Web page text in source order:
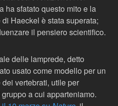
ha sfatato questo mito e la
Haeckel è stata superata;
il pensiero scientifico.
delle lamprede, detto
usato come modello per un
vertebrati, utile per
a cui apparteniamo.